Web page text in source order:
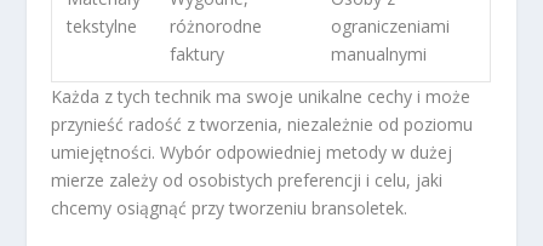
tekstylne
różnorodne
faktury
ograniczeniami
manualnymi
Każda z tych technik ma swoje unikalne cechy i może
przynieść radość z tworzenia, niezależnie od poziomu
umiejętności. Wybór odpowiedniej metody w dużej
mierze zależy od osobistych preferencji i celu, jaki
chcemy osiągnąć przy tworzeniu bransoletek.